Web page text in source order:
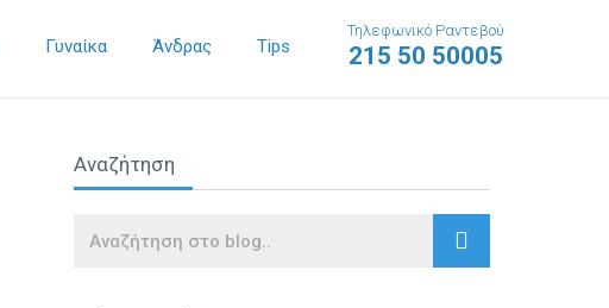
Γυναίκα Άνδρας Tips
Τηλεφωνικό Ραντεβού
215 50 50005
Αναζήτηση
Search